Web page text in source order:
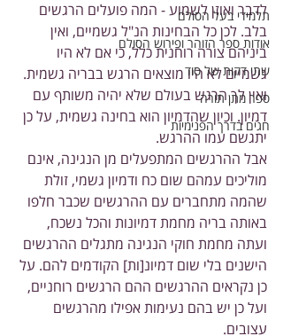
תלמידי בעל הסולם
אודות ספר הזוהר ופירוש הסולם
שתי דקות של סוד
ספר מתן תורה
חגים בדרך הפנימיות
לדבר ואוזן לשמוע - המה פועלים הרגשים
בלב. לכן כל הבחינות הנ"ל גשמיים, ואין
ביניהם צורה רוחנית כלל, כי אם לא היו
גשמיים לא היו מוצאים הרגש בבריה גשמית.
ואין לך הרגש בעולם שלא יהיה משותף עם
דמיון. וכיון שהדמיון הוא בחינה גשמית, על כן
יתגשם עמו ההרגש.
אבל ההרגשים המתפעלים מן הנגינה, אינם
מוליכים עמהם שום כח ודמיון גשמי, זולת
שהמה מתחברים עם ההרגשים שכבר חלפו
באותה בריה מחמת דמיונות והכל נשכח,
ועתה מחמת חוקי הנגינה מתגלים ההרגשים
הישנים בלי שום דמיונ[ות] הקודמים להם. על
כן נקראים ההרגשים ההם הרגשים רוחניים,
ועל כן יש בהם נעימות אפילו מהרגשים
עצובים.